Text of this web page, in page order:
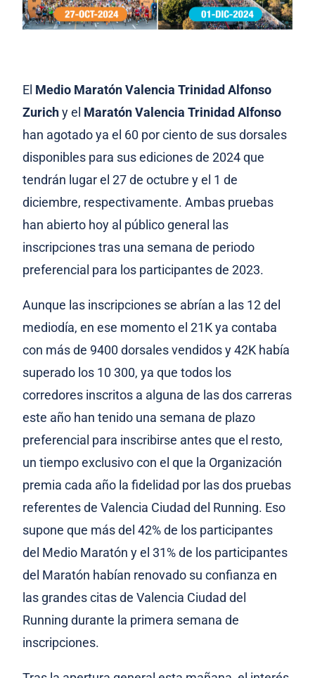
El Medio Maratón Valencia Trinidad Alfonso
Zurichy el Maratón Valencia Trinidad Alfonso
han agotado ya el 60 por ciento de sus dorsales
disponibles para sus ediciones de 2024 que
tendrán lugar el 27 de octubre y el 1 de
diciembre, respectivamente. Ambas pruebas
han abierto hoy al público general las
inscripciones tras una semana de periodo
preferencial para los participantes de 2023.
Aunque las inscripciones se abrían a las 12 del
mediodía, en ese momento el 21K ya contaba
con más de 9400 dorsales vendidos y 42K había
superado los 10 300, ya que todos los
corredores inscritos a alguna de las dos carreras
este año han tenido una semana de plazo
preferencial para inscribirse antes que el resto,
un tiempo exclusivo con el que la Organización
premia cada año la fidelidad por las dos pruebas
referentes de Valencia Ciudad del Running. Eso
supone que más del 42% de los participantes
del Medio Maratón y el 31% de los participantes
del Maratón habían renovado su confianza en
las grandes citas de Valencia Ciudad del
Running durante la primera semana de
inscripciones.